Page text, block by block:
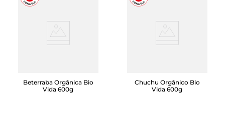
Beterraba Orgânica Bio
Vida 600g
Chuchu Orgânico Bio
Vida 600g